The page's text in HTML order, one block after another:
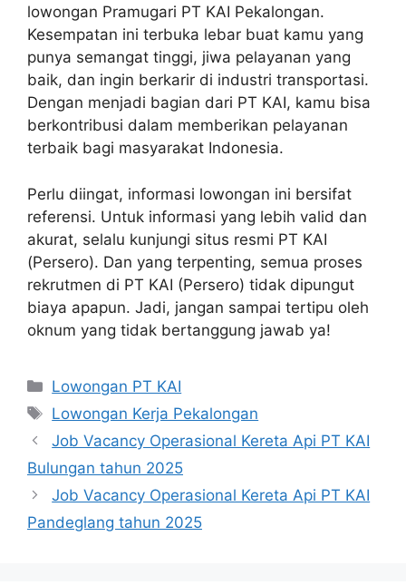
lowongan Pramugari PT KAI Pekalongan.
Kesempatan ini terbuka lebar buat kamu yang
punya semangat tinggi, jiwa pelayanan yang
baik, dan ingin berkarir di industri transportasi.
Dengan menjadi bagian dari PT KAI, kamu bisa
berkontribusi dalam memberikan pelayanan
terbaik bagi masyarakat Indonesia.
Perlu diingat, informasi lowongan ini bersifat
referensi. Untuk informasi yang lebih valid dan
akurat, selalu kunjungi situs resmi PT KAI
(Persero). Dan yang terpenting, semua proses
rekrutmen di PT KAI (Persero) tidak dipungut
biaya apapun. Jadi, jangan sampai tertipu oleh
oknum yang tidak bertanggung jawab ya!
Categories
Lowongan PT KAI
Tags
Lowongan Kerja Pekalongan
Job Vacancy Operasional Kereta Api PT KAI
Bulungan tahun 2025
Job Vacancy Operasional Kereta Api PT KAI
Pandeglang tahun 2025